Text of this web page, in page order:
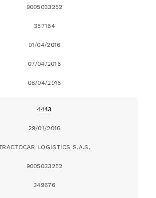
9005033252
357164
01/04/2016
07/04/2016
08/04/2016
4443
29/01/2016
LOGISTICS S.A.S.
9005033252
349676